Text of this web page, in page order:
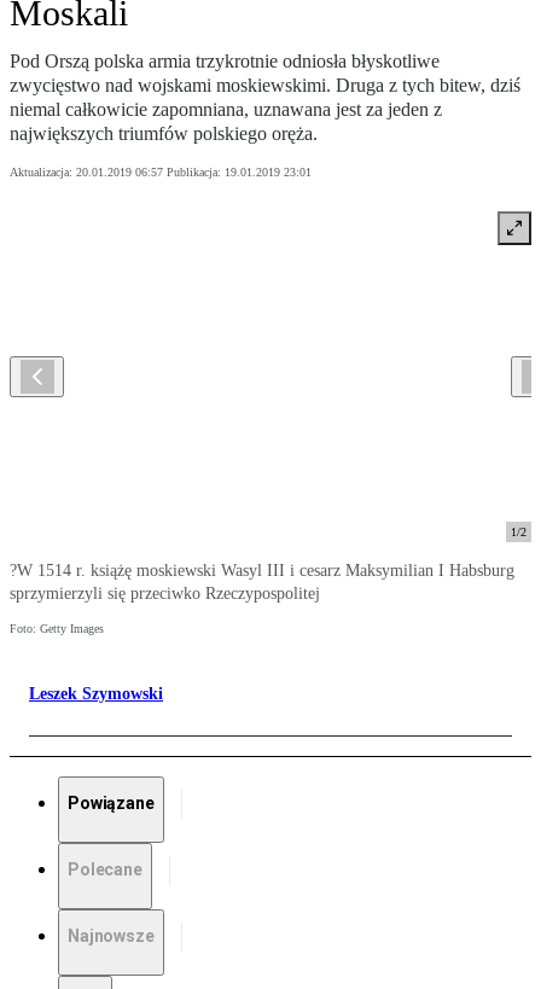
Moskali
Pod Orszą polska armia trzykrotnie odniosła błyskotliwe
zwycięstwo nad wojskami moskiewskimi. Druga z tych bitew, dziś
niemal całkowicie zapomniana, uznawana jest za jeden z
największych triumfów polskiego oręża.
Aktualizacja: 20.01.2019 06:57 Publikacja: 19.01.2019 23:01
1/2
?W 1514 r. książę moskiewski Wasyl III i cesarz Maksymilian I Habsburg
sprzymierzyli się przeciwko Rzeczypospolitej
Foto: Getty Images
Leszek Szymowski
Powiązane
Polecane
Najnowsze